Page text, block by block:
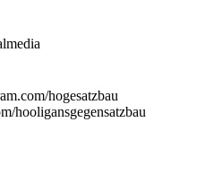
hogesatzbau
hooligansgegensatzbau